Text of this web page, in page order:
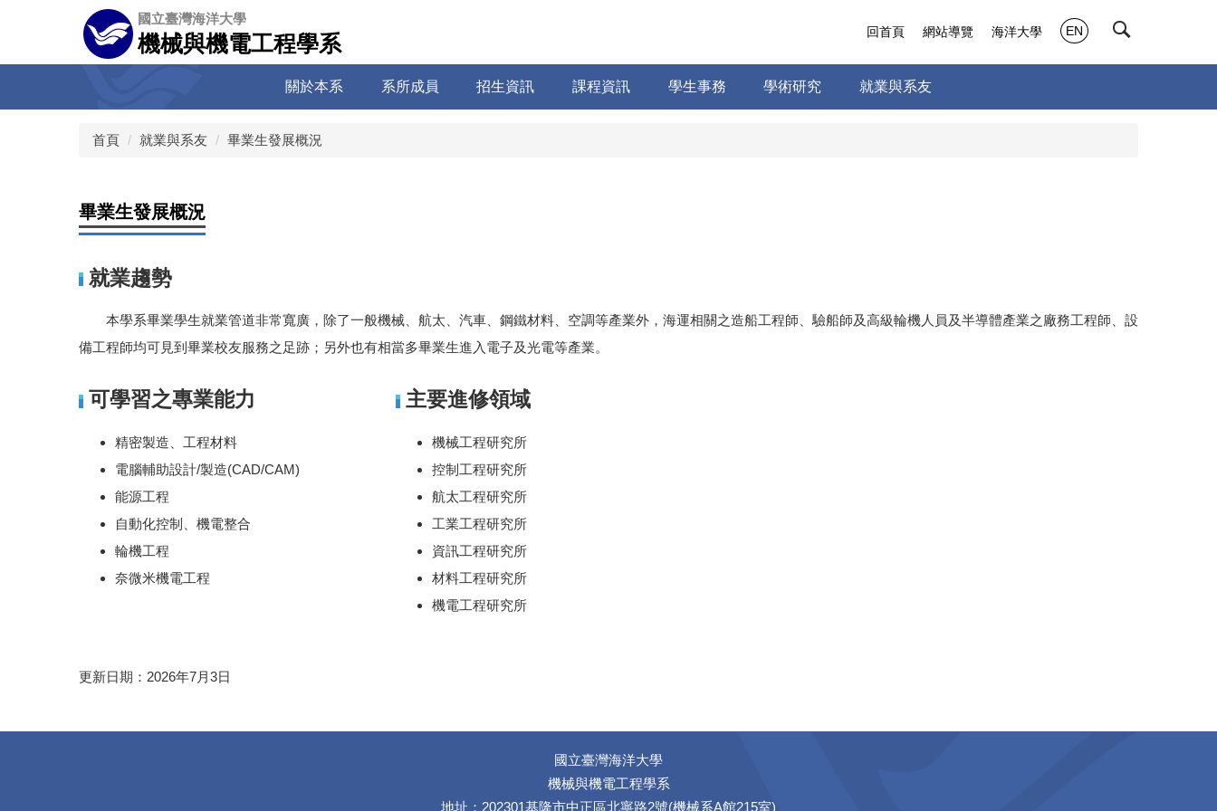
容
國立臺灣海洋大學
機械與機電工程學系
關於本系 系所成員 招生資訊 課程資訊 學生事務 學術研究 就業與系友
回首頁 網站導覽 海洋大學 EN
首頁 就業與系友 畢業生發展概況
畢業生發展概況
就業趨勢
本學系畢業學生就業管道非常寬廣，除了一般機械、航太、汽車、鋼鐵材料、空調等產業外，海運相關之造船工程師、驗船師及高級輪機人員及半導體產業之廠務工程師、設
備工程師均可見到畢業校友服務之足跡；另外也有相當多畢業生進入電子及光電等產業。
可學習之專業能力
精密製造、工程材料
電腦輔助設計/製造(CAD/CAM)
能源工程
自動化控制、機電整合
輪機工程
奈微米機電工程
主要進修領域
機械工程研究所
控制工程研究所
航太工程研究所
工業工程研究所
資訊工程研究所
材料工程研究所
機電工程研究所
更新日期：2026年7月3日
國立臺灣海洋大學
機械與機電工程學系
地址：202301基隆市中正區北寧路2號(機械系A館215室)